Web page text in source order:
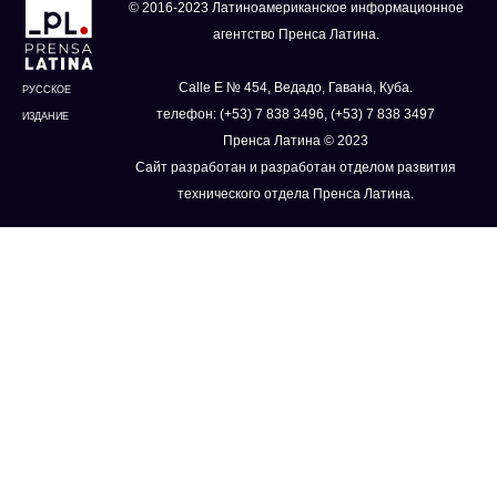
РУССКОЕ
ИЗДАНИЕ
© 2016-2023 Латиноамериканское информационное
агентство Пренса Латина.
Calle E № 454, Ведадо, Гавана, Куба.
телефон: (+53) 7 838 3496, (+53) 7 838 3497
Пренса Латина © 2023
Сайт разработан и разработан отделом развития
технического отдела Пренса Латина.